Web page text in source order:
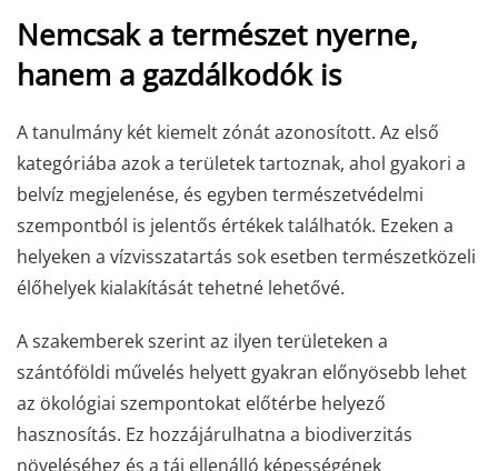
Nemcsak a természet nyerne,
hanem a gazdálkodók is
A tanulmány két kiemelt zónát azonosított. Az első
kategóriába azok a területek tartoznak, ahol gyakori a
belvíz megjelenése, és egyben természetvédelmi
szempontból is jelentős értékek találhatók. Ezeken a
helyeken a vízvisszatartás sok esetben természetközeli
élőhelyek kialakítását tehetné lehetővé.
A szakemberek szerint az ilyen területeken a
szántóföldi művelés helyett gyakran előnyösebb lehet
az ökológiai szempontokat előtérbe helyező
hasznosítás. Ez hozzájárulhatna a biodiverzitás
növeléséhez és a táj ellenálló képességének